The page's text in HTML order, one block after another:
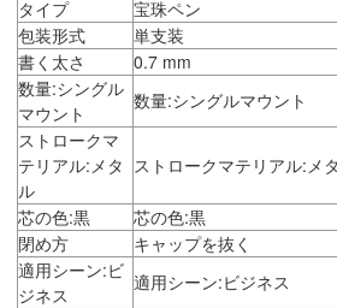
タイプ
宝珠ペン
包装形式
単支装
書く太さ
0.7 mm
数量:シングル
マウント
数量:シングルマウント
ストロークマ
テリアル:メタ
ル
ストロークマテリアル:メ
芯の色:黒
芯の色:黒
閉め方
キャップを抜く
適用シーン:ビ
ジネス
適用シーン:ビジネス